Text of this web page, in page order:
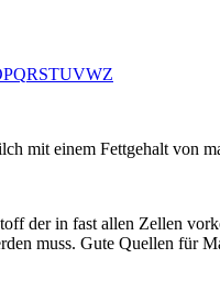
PQRSTUVWZ
mit einem Fettgehalt von
der in fast allen Zellen
muss. Gute Quellen für